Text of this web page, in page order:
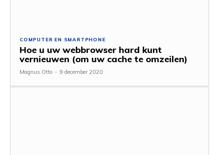
COMPUTER EN SMARTPHONE
Hoe u uw webbrowser hard kunt
vernieuwen (om uw cache te omzeilen)
Magnus Otto - 9 december 2020